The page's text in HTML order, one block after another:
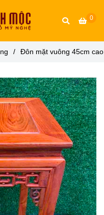
0
/ Đôn mặt vuông 45cm